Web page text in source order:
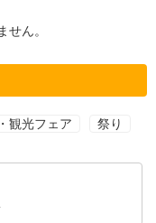
ん。
観光フェア 祭り